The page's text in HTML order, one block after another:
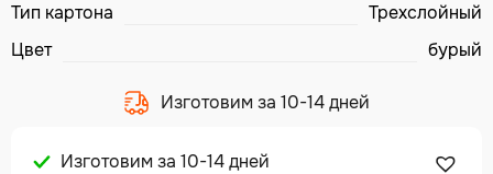
Тип картона
Трехслойный
Цвет
бурый
Изготовим за 10-14 дней
Изготовим за 10-14 дней